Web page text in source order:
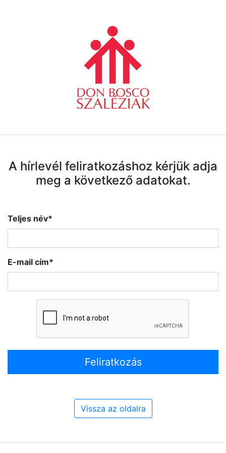
A hírlevél feliratkozáshoz kérjük adja
meg a következő adatokat.
Teljes név*
E-mail cím*
Feliratkozás
Vissza az oldalra